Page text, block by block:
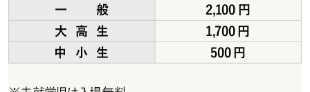
一般
2,100円
大高生
1,700円
中小生
500円